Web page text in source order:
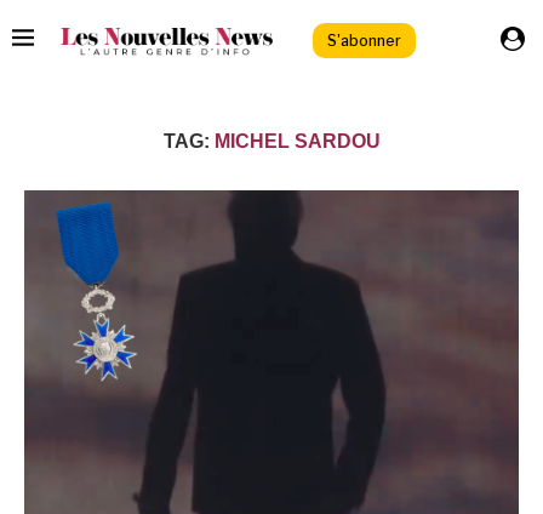
S'abonner
TAG: MICHEL SARDOU